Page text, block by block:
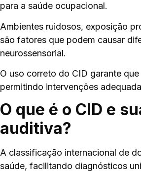
para a saúde ocupacional.
Ambientes ruidosos, exposição
são fatores que podem causar
neurossensorial.
O uso correto do CID garante
permitindo intervenções
O que é o CID e
auditiva?
A classificação internacional de
saúde, facilitando diagnósticos